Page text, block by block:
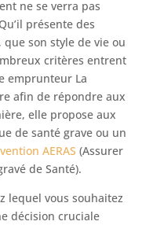
ne se verra pas
présente des
son style de vie ou
critères entrent
emprunteur La
afin de répondre aux
elle propose aux
de santé grave ou un
AERAS (Assurer
de Santé).
lequel vous souhaitez
décision cruciale